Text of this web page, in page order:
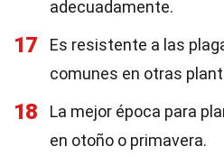
adecuadamente.
17
Es resistente a las
comunes en otras
18
La mejor época para
en otoño o primavera.